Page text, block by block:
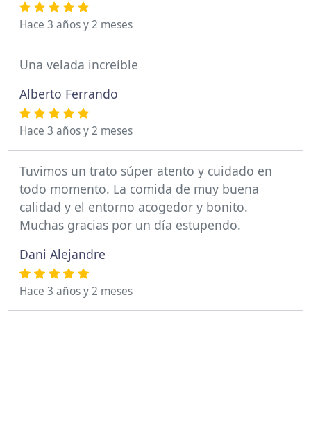
Hace 3 años y 2 meses
Una velada increíble
Alberto Ferrando
Hace 3 años y 2 meses
Tuvimos un trato súper atento y cuidado en
todo momento. La comida de muy buena
calidad y el entorno acogedor y bonito.
Muchas gracias por un día estupendo.
Dani Alejandre
Hace 3 años y 2 meses